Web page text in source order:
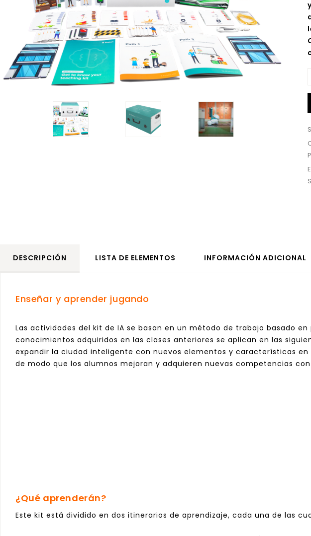
DESCRIPCIÓN LISTA DE ELEMENTOS INFORMACIÓN ADICIONAL
Enseñar y aprender jugando
Las actividades del kit de IA se basan en un método de trabajo basado
conocimientos adquiridos en las clases anteriores se aplican en las
expandir la ciudad inteligente con nuevos elementos y características en
de modo que los alumnos mejoran y adquieren nuevas competencias
¿Qué aprenderán?
Este kit está dividido en dos itinerarios de aprendizaje, cada una de las